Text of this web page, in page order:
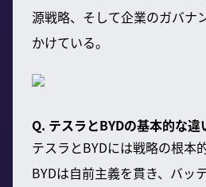
源戦略、そして企業のガバナ
かけている。
Q. テスラとBYDの基本的な違
テスラとBYDには戦略の根本
BYDは自前主義を貫き、バッ